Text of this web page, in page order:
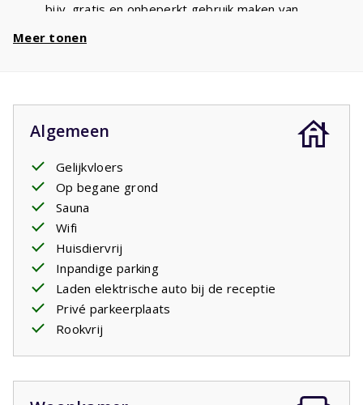
bijv. gratis en onbeperkt gebruik maken van
Meer tonen
Algemeen
Gelijkvloers
Op begane grond
Sauna
Wifi
Huisdiervrij
Inpandige parking
Laden elektrische auto bij de receptie
Privé parkeerplaats
Rookvrij